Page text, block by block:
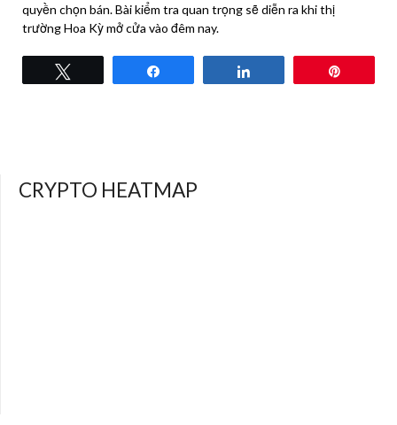
quyền chọn bán. Bài kiểm tra quan trọng sẽ diễn ra khi thị
trường Hoa Kỳ mở cửa vào đêm nay.
CRYPTO HEATMAP